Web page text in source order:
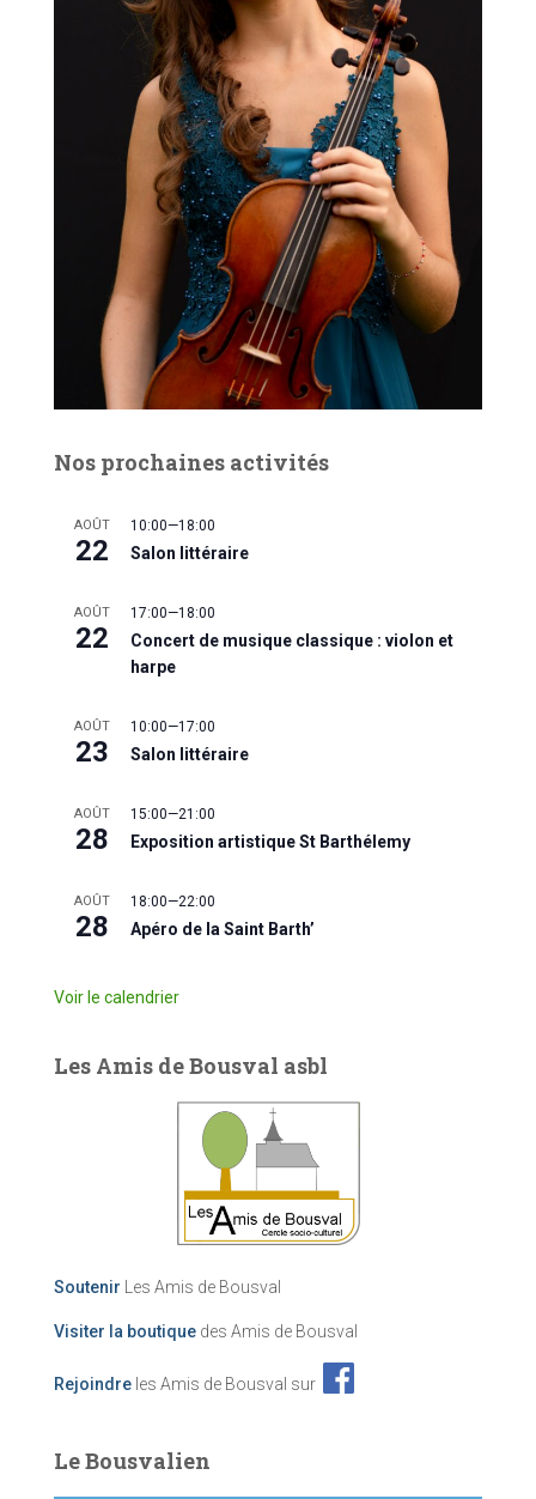
Nos prochaines activités
AOÛT
22
10:00—18:00
Salon littéraire
AOÛT
22
17:00—18:00
Concert de musique classique : violon et
harpe
AOÛT
23
10:00—17:00
Salon littéraire
AOÛT
28
15:00—21:00
Exposition artistique St Barthélemy
AOÛT
28
18:00—22:00
Apéro de la Saint Barth’
Voir le calendrier
Les Amis de Bousval asbl
Soutenir Les Amis de Bousval
Visiter la boutique des Amis de Bousval
Rejoindre les Amis de Bousval sur
Le Bousvalien